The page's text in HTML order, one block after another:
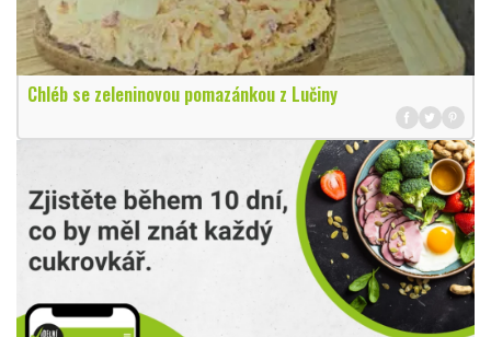
Chléb se zeleninovou pomazánkou z Lučiny